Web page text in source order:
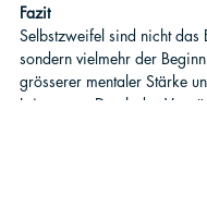
Fazit
Selbstzweifel sind nicht das
sondern vielmehr der
grösserer mentaler Stärke
Leistungen. Durch das